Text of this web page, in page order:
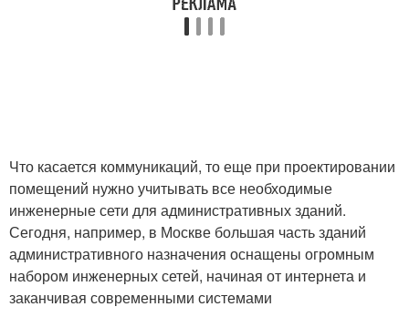
Что касается коммуникаций, то еще при проектировании
помещений нужно учитывать все необходимые
инженерные сети для административных зданий.
Сегодня, например, в Москве большая часть зданий
административного назначения оснащены огромным
набором инженерных сетей, начиная от интернета и
заканчивая современными системами